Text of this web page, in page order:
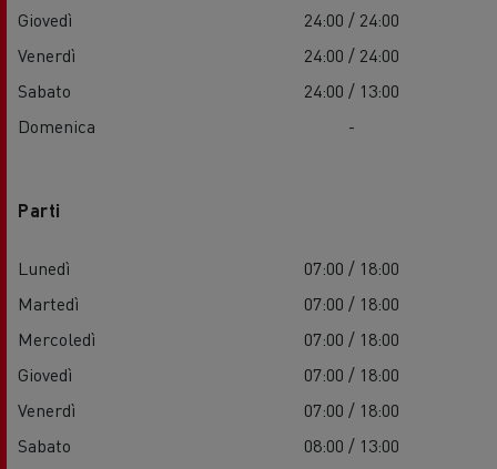
Giovedì
24:00 / 24:00
Venerdì
24:00 / 24:00
Sabato
24:00 / 13:00
Domenica
-
Parti
Lunedì
07:00 / 18:00
Martedì
07:00 / 18:00
Mercoledì
07:00 / 18:00
Giovedì
07:00 / 18:00
Venerdì
07:00 / 18:00
Sabato
08:00 / 13:00